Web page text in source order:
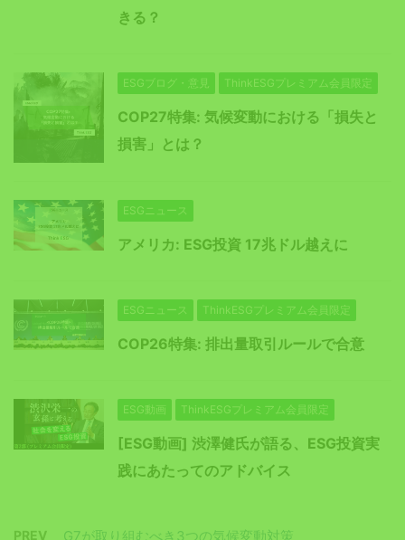
きる？
ESGブログ・意見 ThinkESGプレミアム会員限定
COP27特集: 気候変動における「損失と
損害」とは？
ESGニュース
アメリカ: ESG投資 17兆ドル越えに
ESGニュース ThinkESGプレミアム会員限定
COP26特集: 排出量取引ルールで合意
ESG動画 ThinkESGプレミアム会員限定
[ESG動画] 渋澤健氏が語る、ESG投資実
践にあたってのアドバイス
PREV G7が取り組むべき3つの気候変動対策